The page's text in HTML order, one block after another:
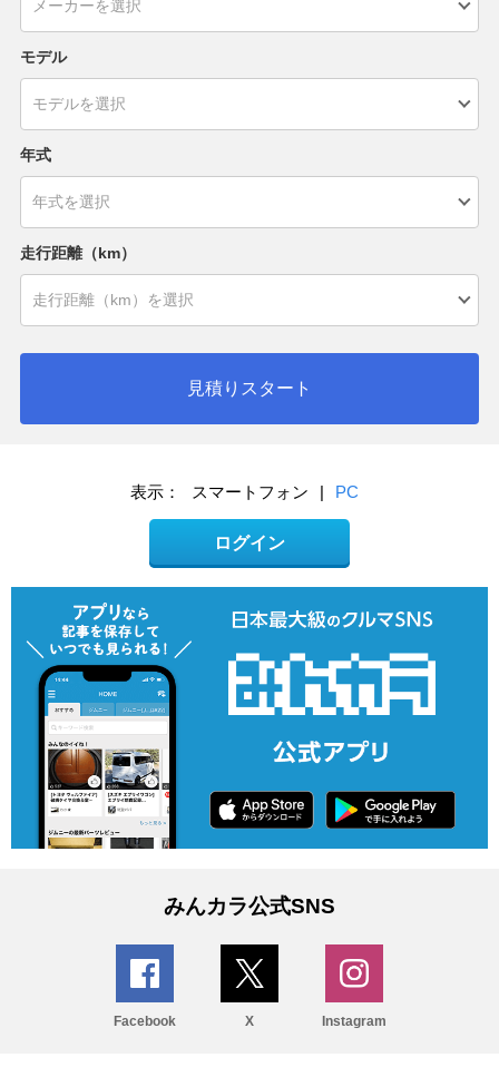
モデル
年式
走行距離（km）
見積りスタート
表示： スマートフォン | PC
ログイン
みんカラ公式SNS
Facebook X Instagram